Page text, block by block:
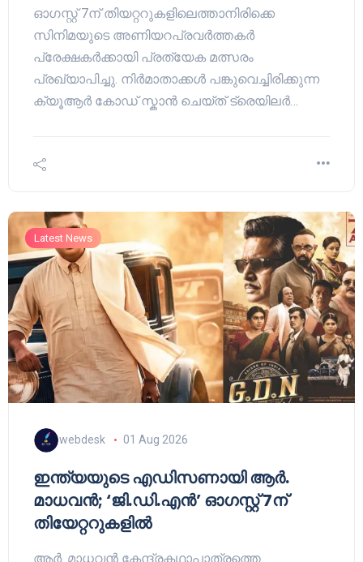
ഓഗസ്റ്റ് 7ന് തിയറ്ററുകളിലെത്താനിരിക്കെ
സിനിമയുടെ അണിയറപ്രവർത്തകർ
പ്രേക്ഷകർക്കായി പ്രത്യേക മത്സരം
പ്രഖ്യാപിച്ചു. നിർമാതാക്കൾ പങ്കുവെച്ചിരിക്കുന്ന
ക്യൂആർ കോഡ് സ്കാൻ ചെയ്ത് ട്രെയിലർ…
Latest News
webdesk 01 Aug 2026
ഇന്ത്യയുടെ എഡിസണായി ആർ.
മാധവൻ; ‘ജി.ഡി.എൻ’ ഓഗസ്റ്റ് 7ന്
തിയേറ്ററുകളിൽ
ആർ. മാധവൻ കേന്ദ്രകഥാപാത്രത്തെ